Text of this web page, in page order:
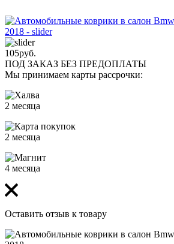
105руб.
ПОД ЗАКАЗ БЕЗ ПРЕДОПЛАТЫ
Мы принимаем карты рассрочки:
2 месяца
2 месяца
4 месяца
Оставить отзыв к товару